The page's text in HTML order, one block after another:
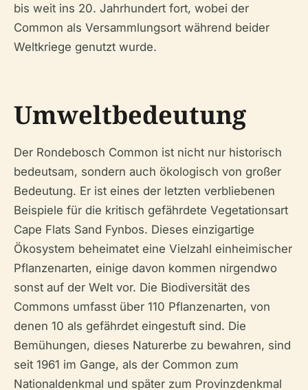
bis weit ins 20. Jahrhundert fort, wobei der
Common als Versammlungsort während beider
Weltkriege genutzt wurde.
Umweltbedeutung
Der Rondebosch Common ist nicht nur historisch
bedeutsam, sondern auch ökologisch von großer
Bedeutung. Er ist eines der letzten verbliebenen
Beispiele für die kritisch gefährdete Vegetationsart
Cape Flats Sand Fynbos. Dieses einzigartige
Ökosystem beheimatet eine Vielzahl einheimischer
Pflanzenarten, einige davon kommen nirgendwo
sonst auf der Welt vor. Die Biodiversität des
Commons umfasst über 110 Pflanzenarten, von
denen 10 als gefährdet eingestuft sind. Die
Bemühungen, dieses Naturerbe zu bewahren, sind
seit 1961 im Gange, als der Common zum
Nationaldenkmal und später zum Provinzdenkmal